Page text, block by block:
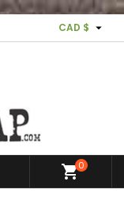
CAD $ 
shopping_cart0